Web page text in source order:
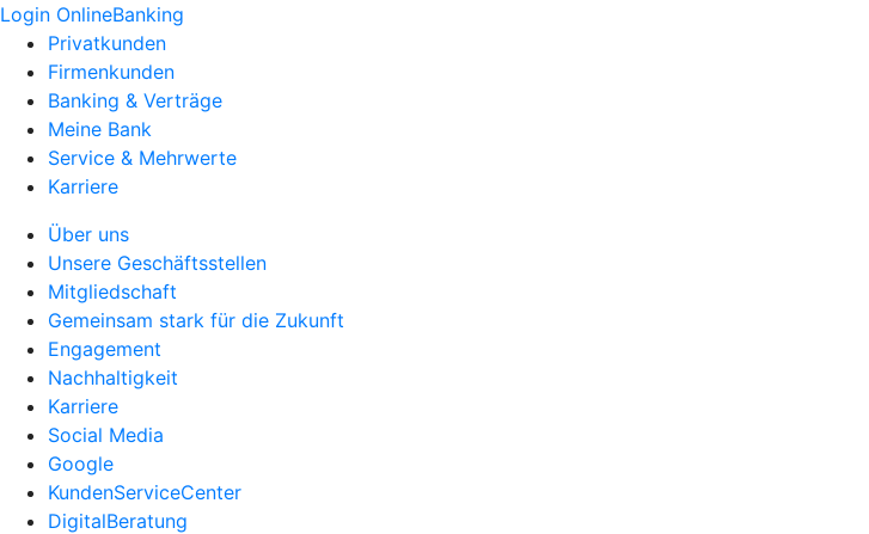
Login OnlineBanking
Privatkunden
Firmenkunden
Banking & Verträge
Meine Bank
Service & Mehrwerte
Karriere
Über uns
Unsere Geschäftsstellen
Mitgliedschaft
Gemeinsam stark für die Zukunft
Engagement
Nachhaltigkeit
Karriere
Social Media
Google
KundenServiceCenter
DigitalBeratung